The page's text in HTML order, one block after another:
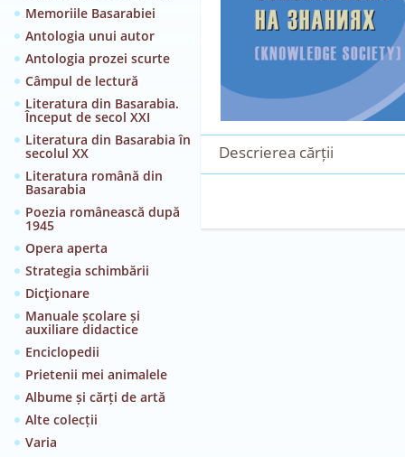
Memoriile Basarabiei
Antologia unui autor
Antologia prozei scurte
Câmpul de lectură
Literatura din Basarabia.
Început de secol XXI
Literatura din Basarabia în
secolul XX
Literatura română din
Basarabia
Poezia românească după
1945
Opera aperta
Strategia schimbării
Dicţionare
Manuale școlare și
auxiliare didactice
Enciclopedii
Prietenii mei animalele
Albume și cărți de artă
Alte colecții
Varia
Descrierea cărții